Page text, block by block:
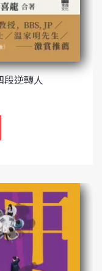
逆轉人